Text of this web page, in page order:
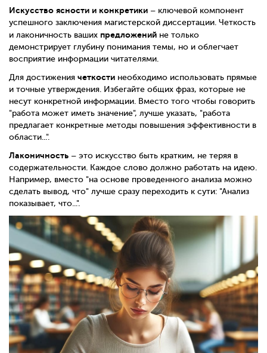
Искусство ясности и конкретики – ключевой компонент
успешного заключения магистерской диссертации. Четкость
и лаконичность ваших предложений не только
демонстрирует глубину понимания темы, но и облегчает
восприятие информации читателями.
Для достижения четкости необходимо использовать прямые
и точные утверждения. Избегайте общих фраз, которые не
несут конкретной информации. Вместо того чтобы говорить
"работа может иметь значение", лучше указать, "работа
предлагает конкретные методы повышения эффективности в
области...".
Лаконичность – это искусство быть кратким, не теряя в
содержательности. Каждое слово должно работать на идею.
Например, вместо "на основе проведенного анализа можно
сделать вывод, что" лучше сразу переходить к сути: "Анализ
показывает, что...".